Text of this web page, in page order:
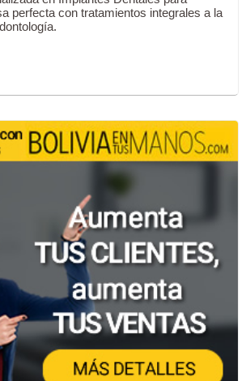
perfecta con tratamientos integrales a la